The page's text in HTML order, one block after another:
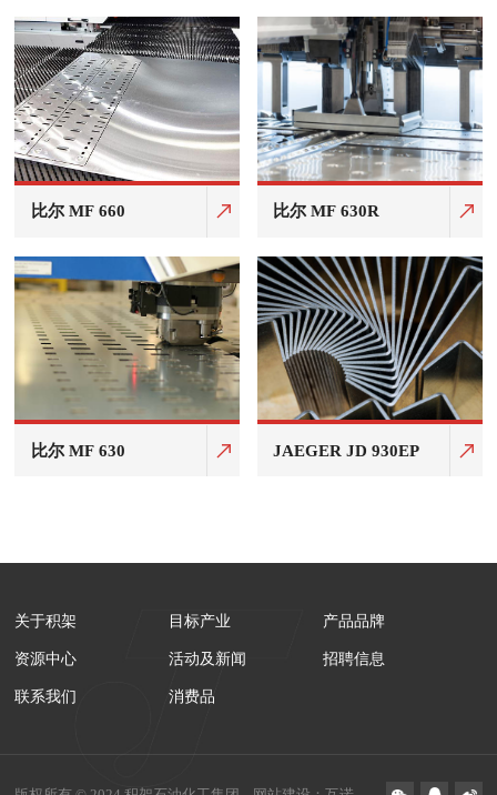
比尔 MF 660 比尔 MF 630R
比尔 MF 630 JAEGER JD 930EP
关于积架 目标产业 产品品牌
资源中心 活动及新闻 招聘信息
联系我们 消费品